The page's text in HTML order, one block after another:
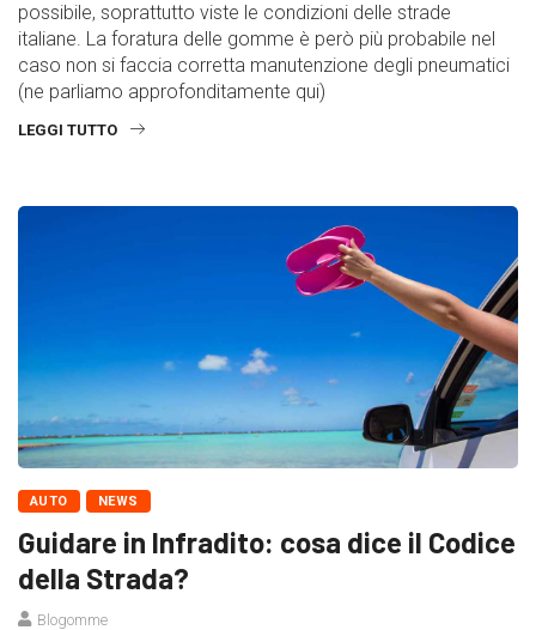
possibile, soprattutto viste le condizioni delle strade
italiane. La foratura delle gomme è però più probabile nel
caso non si faccia corretta manutenzione degli pneumatici
(ne parliamo approfonditamente qui)
LEGGI TUTTO
AUTO NEWS
Guidare in Infradito: cosa dice il Codice
della Strada?
Blogomme